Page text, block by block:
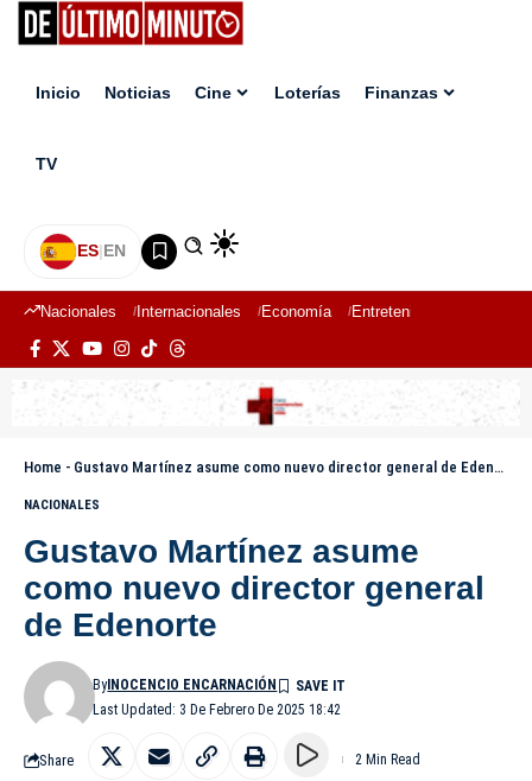
Inicio Noticias Cine Loterías Finanzas
TV
ES|EN
Nacionales Internacionales Economía Entretenimiento
Home - Gustavo Martínez asume como nuevo director general de Edenorte
NACIONALES
Gustavo Martínez asume
como nuevo director general
de Edenorte
Last Updated: 3 De Febrero De 2025 18:42
ByINOCENCIO ENCARNACIÓN
Share 2 Min Read